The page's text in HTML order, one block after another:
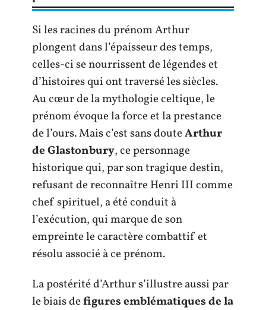
Si les racines du prénom Arthur
plongent dans l’épaisseur des temps,
celles-ci se nourrissent de légendes et
d’histoires qui ont traversé les siècles.
Au cœur de la mythologie celtique, le
prénom évoque la force et la prestance
de l’ours. Mais c’est sans douteArthur
de Glastonbury, ce personnage
historique qui, par son tragique destin,
refusant de reconnaître Henri III comme
chef spirituel, a été conduit à
l’exécution, qui marque de son
empreinte le caractère combattif et
résolu associé à ce prénom.
La postérité d’Arthur s’illustre aussi par
le biais defigures emblématiques de la